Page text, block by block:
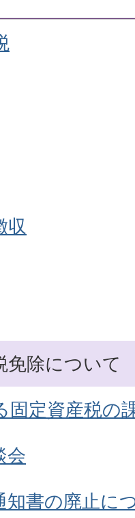
収
免除について
固定資産税の
会
知書の廃止に